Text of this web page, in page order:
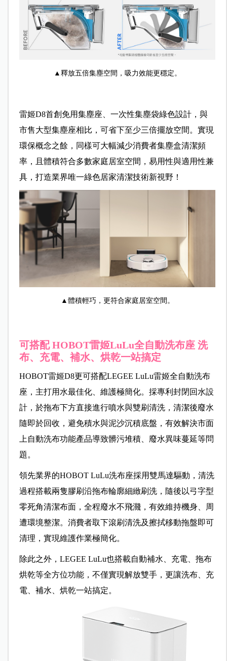
▲釋放五倍集塵空間，吸力效能更穩定。
雷姬D8首創免用集塵座、一次性集塵袋綠色設計，與
市售大型集塵座相比，可省下至少三倍擺放空間。實現
環保概念之餘，同樣可大幅減少消費者集塵盒清潔頻
率，且體積符合多數家庭居室空間，易用性與適用性兼
具，打造業界唯一綠色居家清潔技術新視野！
▲體積輕巧，更符合家庭居室空間。
可搭配 HOBOT雷姬LuLu全自動洗布座 洗
布、充電、補水、烘乾一站搞定
HOBOT雷姬D8更可搭配LEGEE LuLu雷姬全自動洗布
座，主打用水最佳化、維護極簡化。採專利封閉回水設
計，於拖布下方直接進行噴水與雙刷清洗，清潔後廢水
隨即於回收，避免積水與泥沙沉積底盤，有效解決市面
上自動洗布功能產品導致髒污堆積、廢水異味蔓延等問
題。
領先業界的HOBOT LuLu洗布座採用雙馬達驅動，清洗
過程搭載兩隻膠刷沿拖布輪廓細緻刷洗，隨後以弓字型
零死角清潔布面，全程廢水不飛濺，有效維持機身、周
遭環境整潔。消費者取下滾刷清洗及擦拭移動拖盤即可
清理，實現維護作業極簡化。
除此之外，LEGEE LuLu也搭載自動補水、充電、拖布
烘乾等全方位功能，不僅實現解放雙手，更讓洗布、充
電、補水、烘乾一站搞定。